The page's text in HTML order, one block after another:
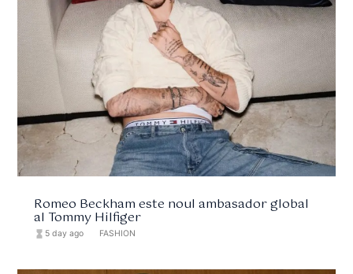
Romeo Beckham este noul ambasador global
al Tommy Hilfiger
hourglass_full 5 day ago FASHION